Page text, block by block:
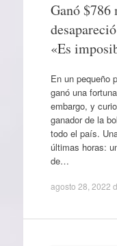
Ganó
«Es
En un pequeño
ganó una
embargo, y
ganador de la
todo el país.
últimas horas:
de…
agosto 28, 2022